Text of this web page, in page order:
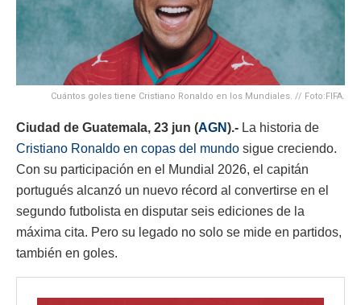
Cuántos goles tiene Cristiano Ronaldo en los Mundiales. // Foto:FIFA.
Ciudad de Guatemala, 23 jun (AGN).- La historia de
Cristiano Ronaldo en copas del mundo sigue creciendo.
Con su participación en el Mundial 2026, el capitán
portugués alcanzó un nuevo récord al convertirse en el
segundo futbolista en disputar seis ediciones de la
máxima cita. Pero su legado no solo se mide en partidos,
también en goles.